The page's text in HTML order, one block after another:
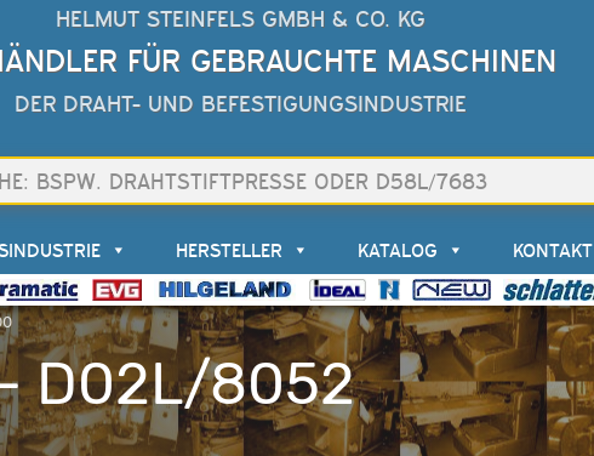
HELMUT STEINFELS GMBH & CO. KG
FÜR GEBRAUCHTE MASCHINEN
DER DRAHT- UND BEFESTIGUNGSINDUSTRIE
HERSTELLER KATALOG KONTAKT
D02L/8052